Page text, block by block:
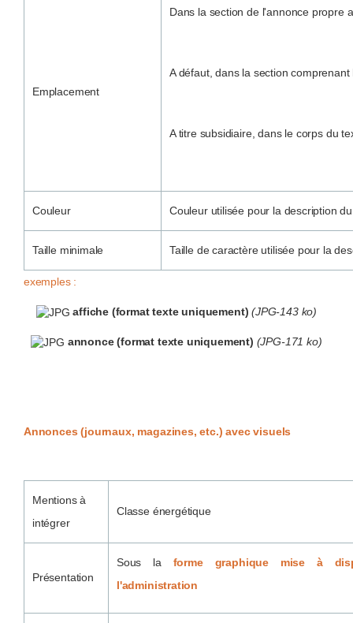
Emplacement
Dans la section de l'annonce propre
A défaut, dans la section
A titre subsidiaire, dans le corps du
Couleur Couleur utilisée pour la description
Taille minimale Taille de caractère utilisée pour la
exemples :
affiche (format texte uniquement) (JPG-143 ko)
annonce (format texte uniquement) (JPG-171 ko)
Annonces (journaux, magazines, etc.) avec visuels
Mentions à
intégrer
Classe énergétique
Présentation
Sous la forme graphique mise à
l'administration